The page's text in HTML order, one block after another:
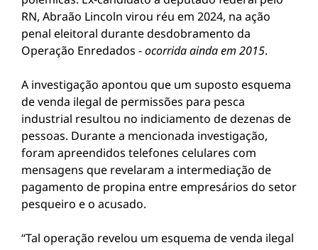
RN, Abraão Lincoln virou réu em 2024, na ação
penal eleitoral durante desdobramento da
Operação Enredados -ocorrida ainda em 2015.
A investigação apontou que um suposto esquema
de venda ilegal de permissões para pesca
industrial resultou no indiciamento de dezenas de
pessoas. Durante a mencionada investigação,
foram apreendidos telefones celulares com
mensagens que revelaram a intermediação de
pagamento de propina entre empresários do setor
pesqueiro e o acusado.
“Tal operação revelou um esquema de venda ilegal